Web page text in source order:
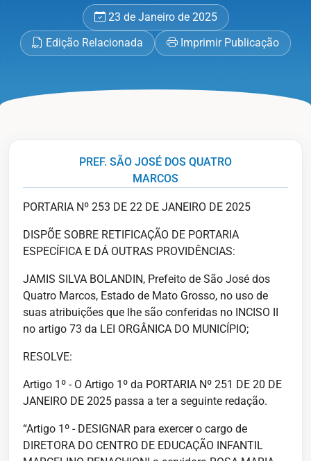
23 de Janeiro de 2025
Edição Relacionada
Imprimir Publicação
PREF. SÃO JOSÉ DOS QUATRO
MARCOS
PORTARIA Nº 253 DE 22 DE JANEIRO DE 2025
DISPÕE SOBRE RETIFICAÇÃO DE PORTARIA
ESPECÍFICA E DÁ OUTRAS PROVIDÊNCIAS:
JAMIS SILVA BOLANDIN, Prefeito de São José dos
Quatro Marcos, Estado de Mato Grosso, no uso de
suas atribuições que lhe são conferidas no INCISO II
no artigo 73 da LEI ORGÂNICA DO MUNICÍPIO;
RESOLVE:
Artigo 1º - O Artigo 1º da PORTARIA Nº 251 DE 20 DE
JANEIRO DE 2025 passa a ter a seguinte redação.
“Artigo 1º - DESIGNAR para exercer o cargo de
DIRETORA DO CENTRO DE EDUCAÇÃO INFANTIL